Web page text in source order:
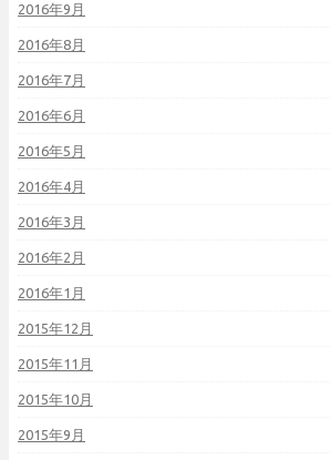
2016年9月
2016年8月
2016年7月
2016年6月
2016年5月
2016年4月
2016年3月
2016年2月
2016年1月
2015年12月
2015年11月
2015年10月
2015年9月